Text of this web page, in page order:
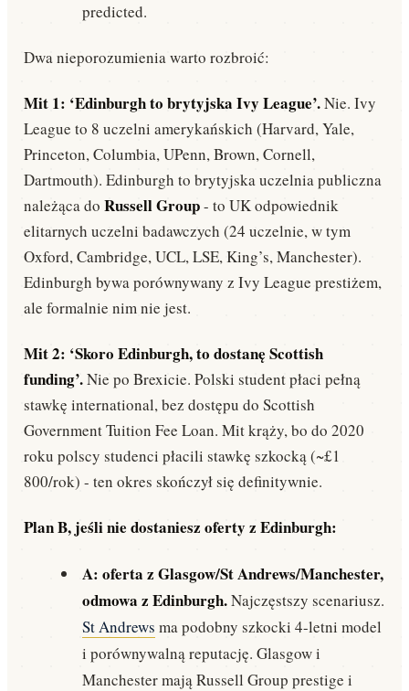
predicted.
Dwa nieporozumienia warto rozbroić:
Mit 1: ‘Edinburgh to brytyjska Ivy League’.Nie. Ivy
League to 8 uczelni amerykańskich (Harvard, Yale,
Princeton, Columbia, UPenn, Brown, Cornell,
Dartmouth). Edinburgh to brytyjska uczelnia publiczna
należąca do Russell Group- to UK odpowiednik
elitarnych uczelni badawczych (24 uczelnie, w tym
Oxford, Cambridge, UCL, LSE, King’s, Manchester).
Edinburgh bywa porównywany z Ivy League prestiżem,
ale formalnie nim nie jest.
Mit 2: ‘Skoro Edinburgh, to dostanę Scottish
funding’.Nie po Brexicie. Polski student płaci pełną
stawkę international, bez dostępu do Scottish
Government Tuition Fee Loan. Mit krąży, bo do 2020
roku polscy studenci płacili stawkę szkocką (~£1
800/rok) - ten okres skończył się definitywnie.
Plan B, jeśli nie dostaniesz oferty z Edinburgh:
A: oferta z Glasgow/St Andrews/Manchester,
odmowa z Edinburgh.Najczęstszy scenariusz.
St Andrews ma podobny szkocki 4-letni model
i porównywalną reputację. Glasgow i
Manchester mają Russell Group prestige i